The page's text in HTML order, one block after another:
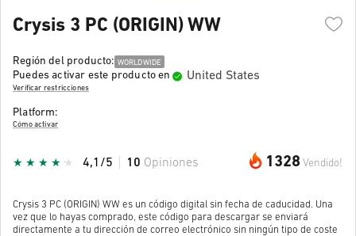
Crysis 3 PC (ORIGIN) WW
Región del producto: WORLDWIDE
Puedes activar este producto en United States
Verificar restricciones
Platform:
Cómo activar
1328 Vendido!
4,1/5 10 Opiniones
Crysis 3 PC (ORIGIN) WW es un código digital sin fecha de caducidad. Una
vez que lo hayas comprado, este código para descargar se enviará
directamente a tu dirección de correo electrónico sin ningún tipo de coste